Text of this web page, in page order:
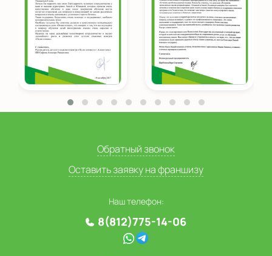
Обратный звонок
Оставить заявку на франшизу
Наш телефон:
8(812)775-14-06